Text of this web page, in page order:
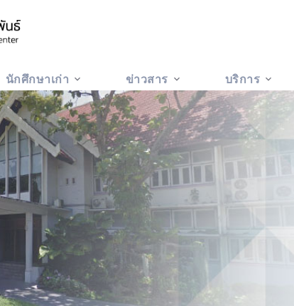
นักศึกษาเก่า ข่าวสาร บริการ